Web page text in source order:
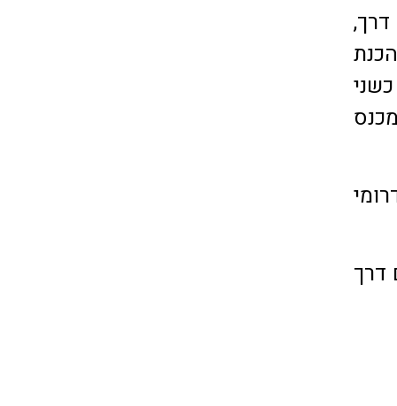
הדרומי
דרך